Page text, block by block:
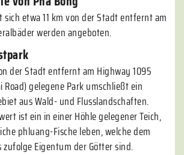
sich etwa 11 km von der Stadt entfernt am
werden angeboten.
der Stadt entfernt am Highway 1095
Road) gelegene Park umschließt ein
aus Wald- und Flusslandschaften.
ist ein in einer Höhle gelegener Teich,
phluang-Fische leben, welche dem
Eigentum der Götter sind.